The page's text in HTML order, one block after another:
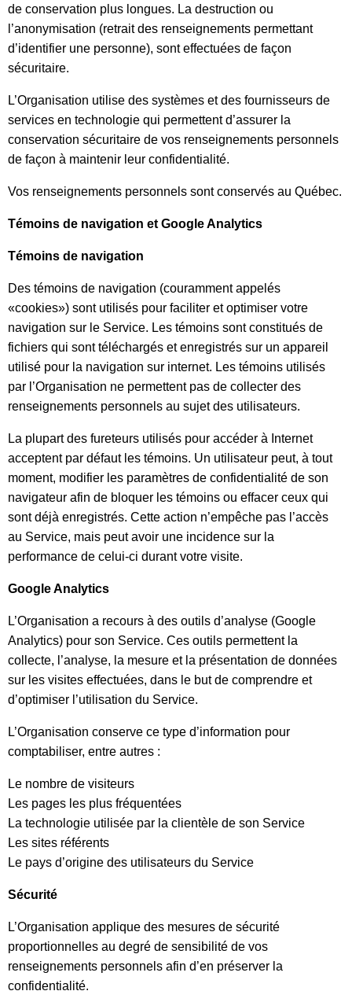
de conservation plus longues. La destruction ou
l’anonymisation (retrait des renseignements permettant
d’identifier une personne), sont effectuées de façon
sécuritaire.
L’Organisation utilise des systèmes et des fournisseurs de
services en technologie qui permettent d’assurer la
conservation sécuritaire de vos renseignements personnels
de façon à maintenir leur confidentialité.
Vos renseignements personnels sont conservés au Québec.
Témoins de navigation et Google Analytics
Témoins de navigation
Des témoins de navigation (couramment appelés
«cookies») sont utilisés pour faciliter et optimiser votre
navigation sur le Service. Les témoins sont constitués de
fichiers qui sont téléchargés et enregistrés sur un appareil
utilisé pour la navigation sur internet. Les témoins utilisés
par l’Organisation ne permettent pas de collecter des
renseignements personnels au sujet des utilisateurs.
La plupart des fureteurs utilisés pour accéder à Internet
acceptent par défaut les témoins. Un utilisateur peut, à tout
moment, modifier les paramètres de confidentialité de son
navigateur afin de bloquer les témoins ou effacer ceux qui
sont déjà enregistrés. Cette action n’empêche pas l’accès
au Service, mais peut avoir une incidence sur la
performance de celui-ci durant votre visite.
Google Analytics
L’Organisation a recours à des outils d’analyse (Google
Analytics) pour son Service. Ces outils permettent la
collecte, l’analyse, la mesure et la présentation de données
sur les visites effectuées, dans le but de comprendre et
d’optimiser l’utilisation du Service.
L’Organisation conserve ce type d’information pour
comptabiliser, entre autres :
Le nombre de visiteurs
Les pages les plus fréquentées
La technologie utilisée par la clientèle de son Service
Les sites référents
Le pays d’origine des utilisateurs du Service
Sécurité
L’Organisation applique des mesures de sécurité
proportionnelles au degré de sensibilité de vos
renseignements personnels afin d’en préserver la
confidentialité.